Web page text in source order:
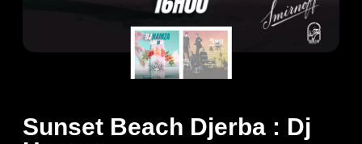
Sunset Beach Djerba : Dj